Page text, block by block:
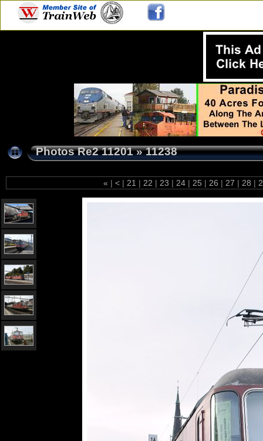
Photos Re2 11201»11238
« | < | 21 | 22 | 23 | 24 | 25 | 26 | 27 | 28 |